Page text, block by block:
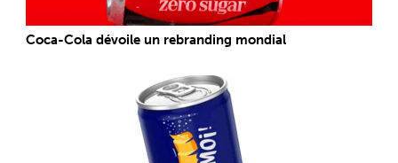
Coca-Cola dévoile un rebranding mondial